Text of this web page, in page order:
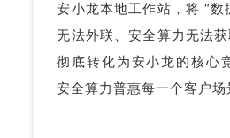
安小龙本地工作站，将 “数
无法外联、安全算力无法获
彻底转化为安小龙的核心
安全算力普惠每一个客户场